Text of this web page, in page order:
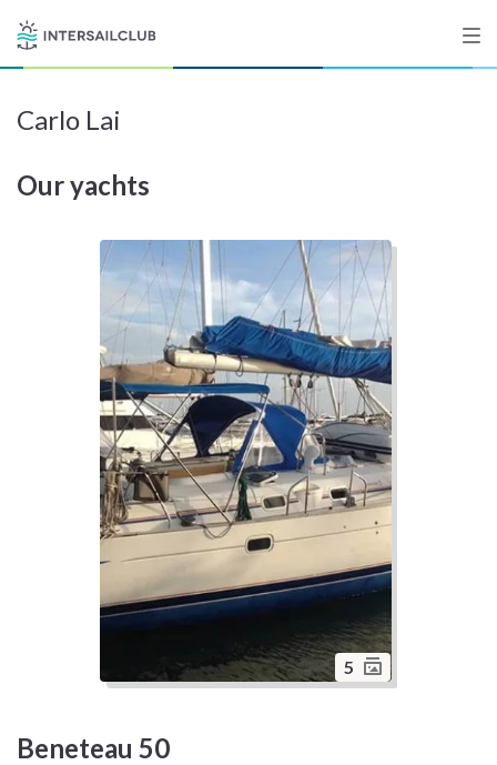
Destinations
Salty stories
Sign up
List your Yacht
Carlo Lai
Our yachts
5
Beneteau 50